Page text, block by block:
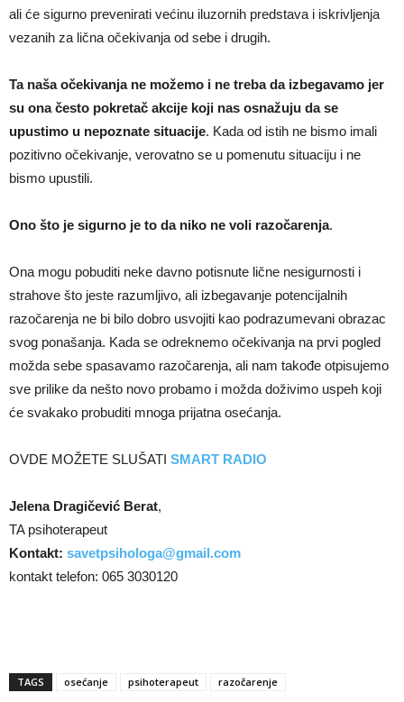
ali će sigurno prevenirati većinu iluzornih predstava i iskrivljenja
vezanih za lična očekivanja od sebe i drugih.
Ta naša očekivanja ne možemo i ne treba da izbegavamo jer
su ona često pokretač akcije koji nas osnažuju da se
upustimo u nepoznate situacije. Kada od istih ne bismo imali
pozitivno očekivanje, verovatno se u pomenutu situaciju i ne
bismo upustili.
Ono što je sigurno je to da niko ne voli razočarenja.
Ona mogu pobuditi neke davno potisnute lične nesigurnosti i
strahove što jeste razumljivo, ali izbegavanje potencijalnih
razočarenja ne bi bilo dobro usvojiti kao podrazumevani obrazac
svog ponašanja. Kada se odreknemo očekivanja na prvi pogled
možda sebe spasavamo razočarenja, ali nam takođe otpisujemo
sve prilike da nešto novo probamo i možda doživimo uspeh koji
će svakako probuditi mnoga prijatna osećanja.
OVDE MOŽETE SLUŠATI SMART RADIO
Jelena Dragičević Berat,
TA psihoterapeut
Kontakt: savetpsihologa@gmail.com
kontakt telefon: 065 3030120
TAGS osećanje psihoterapeut razočarenje